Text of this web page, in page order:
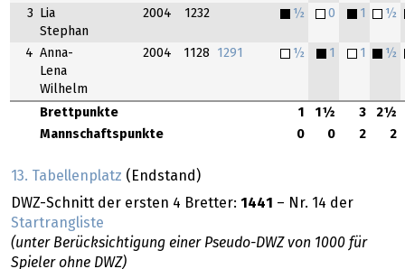
Brettpunkte 1 1½ 3
2½
Mannschaftspunkte
0 0 2 2
3
Lia
Stephan
2004 1232 ½ 0 1 ½
4 Anna-
Lena
Wilhelm
2004 1128 1291 ½ 1 1 ½
13. Tabellenplatz (Endstand)
DWZ-Schnitt der ersten 4 Bretter: 1441 – Nr. 14 der
Startrangliste
(unter Berücksichtigung einer Pseudo-DWZ von 1000 für
Spieler ohne DWZ)